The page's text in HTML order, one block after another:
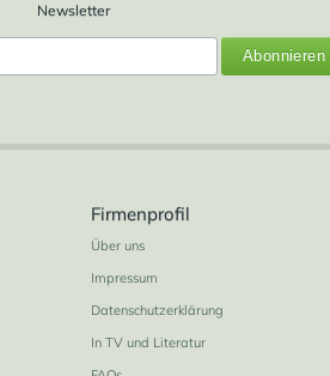
Newsletter
Firmenprofil
Über uns
Impressum
Datenschutzerklärung
In TV und Literatur